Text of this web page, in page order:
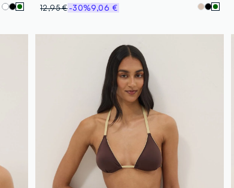
12,95 €-30%9,06 €